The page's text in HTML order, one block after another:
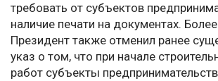
требовать от субъектов
наличие печати на документах.
Президент также отменил ранее
указ о том, что при начале
работ субъекты